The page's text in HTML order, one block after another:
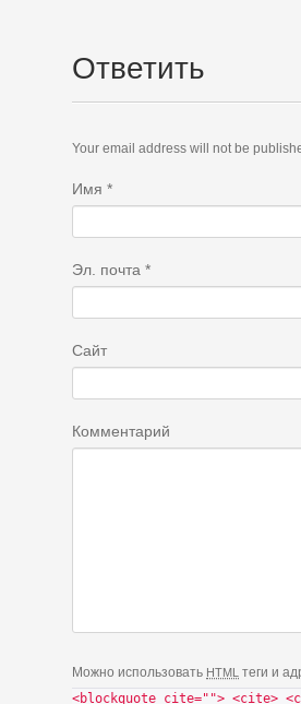
Ответить
Your email address will not be
Имя *
Эл. почта *
Сайт
Комментарий
Можно использовать HTML теги и
<blockquote cite=""> <cite>